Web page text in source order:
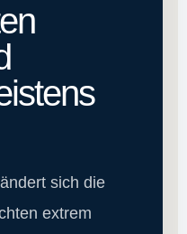
sich die
extrem